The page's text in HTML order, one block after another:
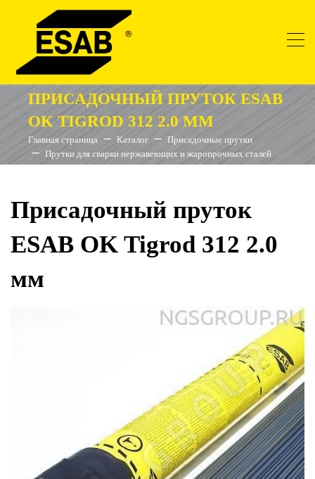
ПРИСАДОЧНЫЙ ПРУТОК ESAB
OK TIGROD 312 2.0 ММ
Главная страница Каталог
Присадочные прутки
Прутки для сварки нержавеющих и жаропрочных сталей
Присадочный пруток
ESAB OK Tigrod 312 2.0
мм